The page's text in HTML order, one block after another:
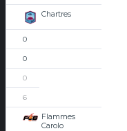
Chartres
0
0
0
6
Flammes
Carolo